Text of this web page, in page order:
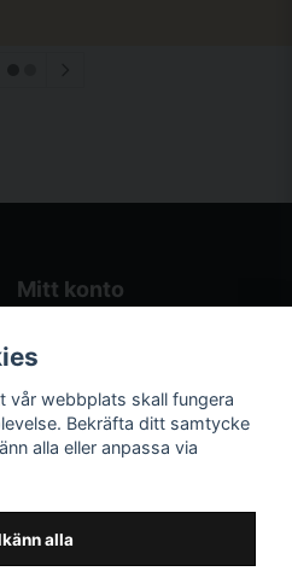
Mitt konto
Registrera dig
Våra räkneverktyg
Hönsgårdsräknare
vår webbplats skall fungera
Bekräfta ditt samtycke
alla eller anpassa via
alla